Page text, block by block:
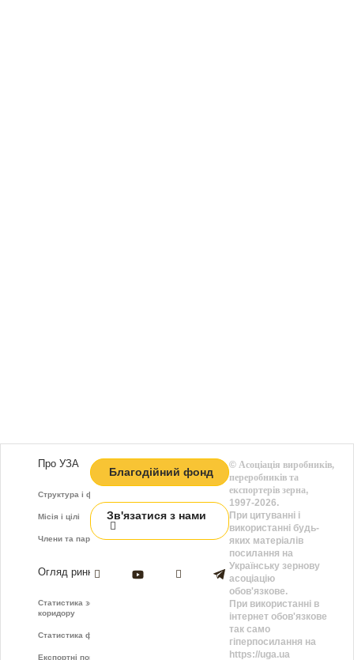
Про УЗА
Структура і функції
Місія і цілі
Члени та партнери
Огляд ринку
Статистика зернового
коридору
Статистика фрахту
Експортні показники
Благодійний фонд
Зв'язатися з нами
©Асоціація виробників,
переробників та
експортерів зерна,
1997-2026.
При цитуванні і
використанні будь-
яких матеріалів
посилання на
Українську зернову
асоціацію
обов'язкове.
При використанні в
інтернет обов'язкове
так само
гіперпосилання на
https://uga.ua